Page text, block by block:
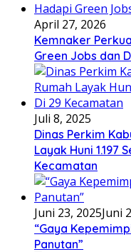
April 27, 2026
Kemnaker
Green Jobs dan
Juli 8, 2025
Dinas Perkim
Layak Huni 1.197
Kecamatan
Juni 23, 2025Juni
“Gaya
Panutan”